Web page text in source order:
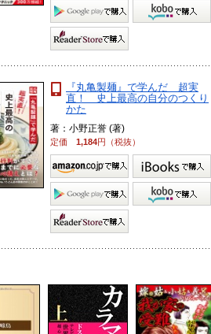
『丸亀製麺』で学んだ 超実
直！ 史上最高の自分のつくり
かた
著：小野正誉 (著)
定価 1,184円（税抜）